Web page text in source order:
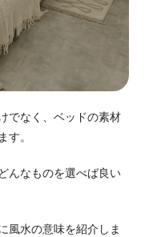
でなく、ベッドの素材
す。
んなものを選べば良い
風水の意味を紹介しま